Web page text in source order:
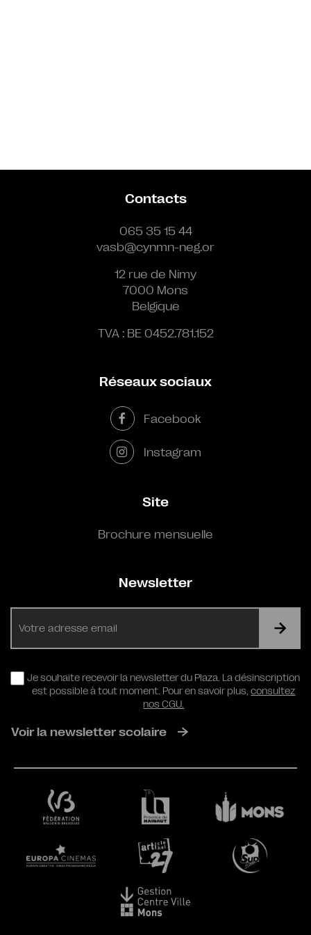
Contacts
065 35 15 44
vasb@cynmn-neg.or
12 rue de Nimy
7000 Mons
Belgique
TVA : BE 0452.781.152
Réseaux sociaux
Facebook
Instagram
Site
Brochure mensuelle
Newsletter
RGPD
Je souhaite recevoir la newsletter du Plaza. La désinscription
est possible à tout moment. Pour en savoir plus,consultez
nos CGU.
Voir la newsletter scolaire